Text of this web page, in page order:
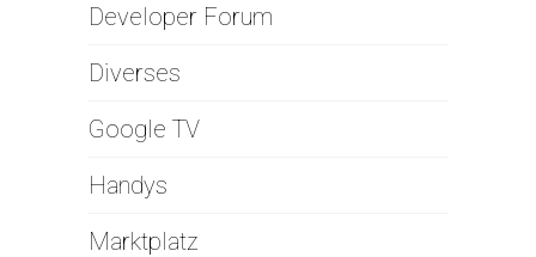
Developer Forum
Diverses
Google TV
Handys
Marktplatz